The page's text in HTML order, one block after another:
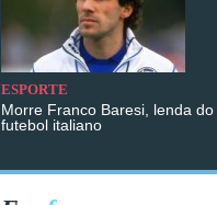
ESPORTE
Morre Franco Baresi, lenda do
futebol italiano